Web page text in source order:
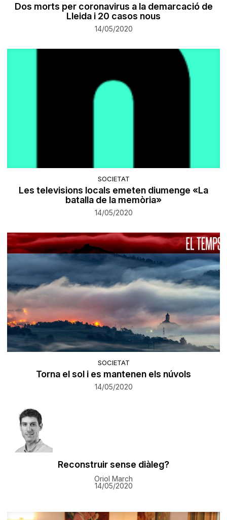
Dos morts per coronavirus a la demarcació de
Lleida i 20 casos nous
14/05/2020
SOCIETAT
Les televisions locals emeten diumenge «La
batalla de la memòria»
14/05/2020
SOCIETAT
Torna el sol i es mantenen els núvols
14/05/2020
Reconstruir sense diàleg?
Oriol March
14/05/2020